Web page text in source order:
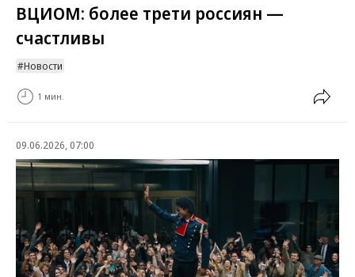
ВЦИОМ: более трети россиян —
счастливы
Новости
1 мин.
09.06.2026, 07:00